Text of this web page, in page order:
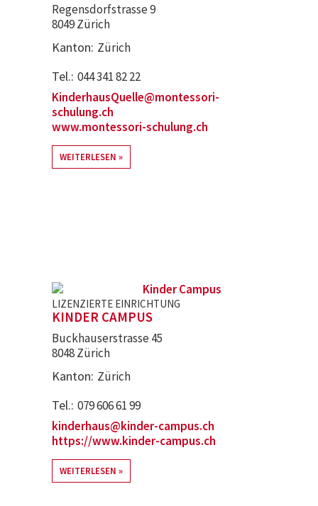
Regensdorfstrasse 9
8049 Zürich
Kanton Zürich
Tel. 044 341 82 22
KinderhausQuelle@montessori-
schulung.ch
www.montessori-schulung.ch
WEITERLESEN
LIZENZIERTE EINRICHTUNG
KINDER CAMPUS
Buckhauserstrasse 45
8048 Zürich
Kanton Zürich
Tel. 079 606 61 99
kinderhaus@kinder-campus.ch
https://www.kinder-campus.ch
WEITERLESEN